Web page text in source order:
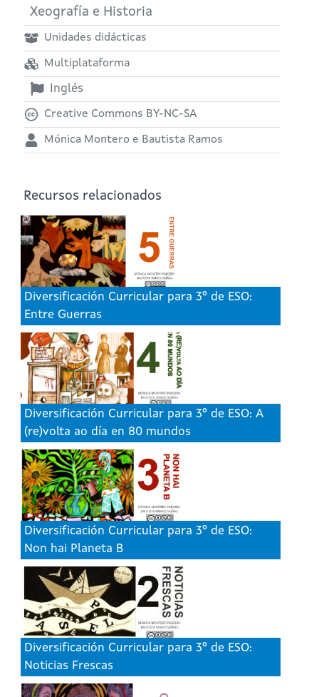
Xeografía e Historia
Unidades didácticas
Multiplataforma
Inglés
Creative Commons BY-NC-SA
Mónica Montero e Bautista Ramos
Recursos relacionados
Diversificación Curricular para 3º de ESO:
Entre Guerras
Diversificación Curricular para 3º de ESO: A
(re)volta ao día en 80 mundos
Diversificación Curricular para 3º de ESO:
Non hai Planeta B
Diversificación Curricular para 3º de ESO:
Noticias Frescas